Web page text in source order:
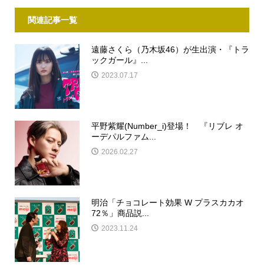
関連記事一覧
遠藤さくら（乃木坂46）が生出演・『トラ
ックガール』...
2023.07.17
平野紫耀(Number_i)登場！ 『リブレ オ
ーデパルファム...
2026.02.27
明治「チョコレート効果 W プラスカカオ
72％」商品説...
2023.11.24